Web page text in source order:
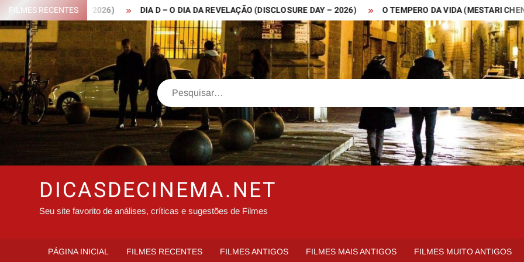
Skip
to
content
FILMES RECENTES
HOOD – 2026) DIA D – O DIA DA REVELAÇÃO (DISCLOSURE DAY – 2026) O TEMPERO DA VIDA (MESTARI CHENG –
Search
DICASDECINEMA.NET
Seu site favorito de análises, críticas e sugestões de Filmes
PÁGINA INICIAL FILMES RECENTES FILMES ANTIGOS FILMES MAIS ANTIGOS FILMES MUITO ANTIGOS